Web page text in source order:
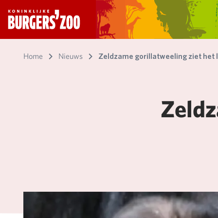
- Homepagina
Home Nieuws Zeldzame gorillatweeling ziet het